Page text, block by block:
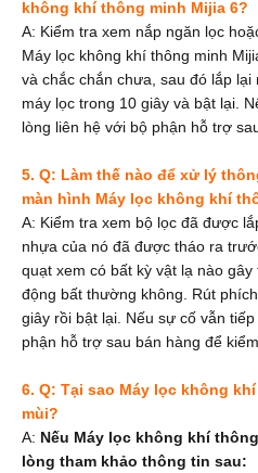
không khí thông minh Mijia 6?
A: Kiểm tra xem nắp ngăn lọc
Máy lọc không khí thông minh
và chắc chắn chưa, sau đó lắp
máy lọc trong 10 giây và bật lại.
lòng liên hệ với bộ phận hỗ trợ
5. Q: Làm thế nào để xử lý
màn hình Máy lọc không khí
A: Kiểm tra xem bộ lọc đã được
nhựa của nó đã được tháo ra
quạt xem có bất kỳ vật lạ nào
động bất thường không. Rút
giây rồi bật lại. Nếu sự cố vẫn
phận hỗ trợ sau bán hàng để kiểm
6. Q: Tại sao Máy lọc không
mùi?
A: Nếu Máy lọc không khí
lòng tham khảo thông tin sau: